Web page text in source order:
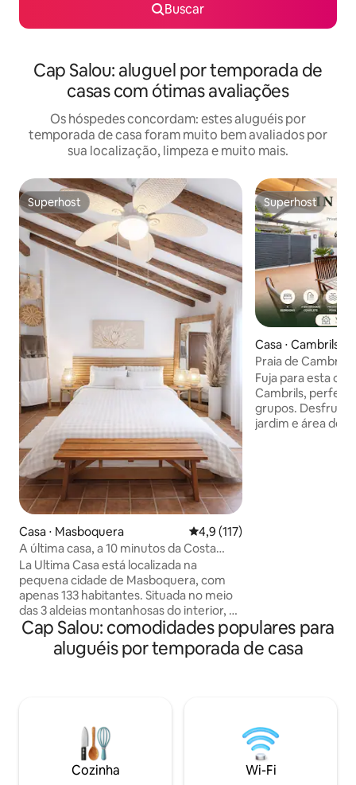
Buscar
Cap Salou: aluguel por temporada de
casas com ótimas avaliações
Os hóspedes concordam: estes aluguéis por
temporada de casa foram muito bem avaliados por
sua localização, limpeza e muito mais.
Superhost
Superhost
Casa ⋅ Masboquera 4,9 de uma avaliação média de
4,9 (117)
A última casa, a 10 minutos da Costa
Dorada
La Ultima Casa está localizada na
pequena cidade de Masboquera, com
apenas 133 habitantes. Situada no meio
das 3 aldeias montanhosas do interior, a
10 minutos da Costa Daurada, no Mar
Mediterrâneo. Esta casa de pedra
construída no século XIX é um espaço
para casais com filhos/pequenos animais
de estimação* com interesse em fazer
caminhadas, explorar ou relaxar na praia,
aproveitando o melhor que a Espanha
Superhost
Superhost
Casa ⋅ Cambrils
Praia de Cambrils
adorável • Piscina
condicionado
Fuja para esta
Cambrils, perfeita
grupos. Desfrute
jardim e área de
Cap Salou: comodidades populares para
aluguéis por temporada de casa
Cozinha Wi-Fi